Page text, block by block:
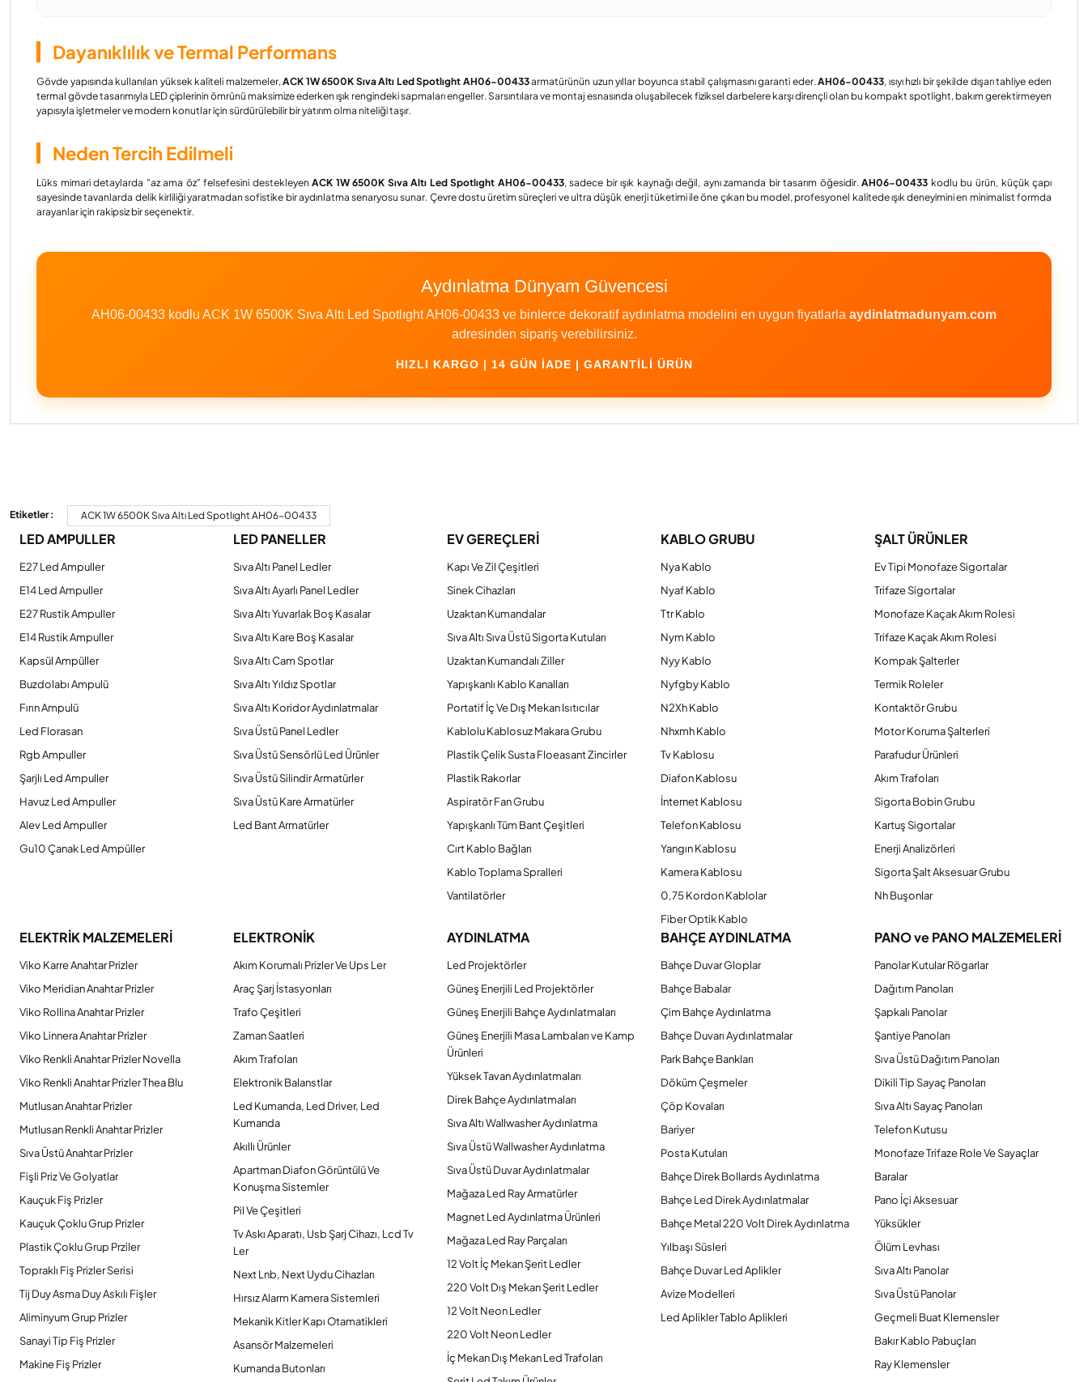
Dayanıklılık ve Termal Performans
Gövde yapısında kullanılan yüksek kaliteli malzemeler,ACK 1W 6500K Sıva Altı Led Spotlıght AH06-00433armatürünün uzun yıllar boyunca stabil çalışmasını garanti eder.AH06-00433, ısıyı hızlı bir şekilde dışarı tahliye eden
termal gövde tasarımıyla LED çiplerinin ömrünü maksimize ederken ışık rengindeki sapmaları engeller. Sarsıntılara ve montaj esnasında oluşabilecek fiziksel darbelere karşı dirençli olan bu kompakt spotlight, bakım gerektirmeyen
yapısıyla işletmeler ve modern konutlar için sürdürülebilir bir yatırım olma niteliği taşır.
Neden Tercih Edilmeli
Lüks mimari detaylarda "az ama öz" felsefesini destekleyenACK 1W 6500K Sıva Altı Led Spotlıght AH06-00433, sadece bir ışık kaynağı değil, aynı zamanda bir tasarım öğesidir.AH06-00433 kodlu bu ürün, küçük çapı
sayesinde tavanlarda delik kirliliği yaratmadan sofistike bir aydınlatma senaryosu sunar. Çevre dostu üretim süreçleri ve ultra düşük enerji tüketimi ile öne çıkan bu model, profesyonel kalitede ışık deneyimini en minimalist formda
arayanlar için rakipsiz bir seçenektir.
Aydınlatma Dünyam Güvencesi
AH06-00433 kodlu ACK 1W 6500K Sıva Altı Led Spotlıght AH06-00433 ve binlerce dekoratif aydınlatma modelini en uygun fiyatlarla aydinlatmadunyam.com
adresinden sipariş verebilirsiniz.
HIZLI KARGO | 14 GÜN İADE | GARANTILI ÜRÜN
Yorum Yaz
Ürün resmi kalitesiz, bozuk veya görüntülenemiyor.
Ürün açıklamasında eksik bilgiler bulunuyor.
Ürün bilgilerinde hatalar bulunuyor.
Ürün fiyatı diğer sitelerden daha pahalı.
Bu ürüne benzer farklı alternatifler olmalı.
Gönder
Etiketler : ACK 1W 6500K Sıva Altı Led Spotlıght AH06-00433
LED AMPULLER
E27 Led Ampuller
E14 Led Ampuller
E27 Rustik Ampuller
E14 Rustik Ampuller
Kapsül Ampüller
Buzdolabı Ampulü
Fırın Ampulü
Led Florasan
Rgb Ampuller
Şarjlı Led Ampuller
Havuz Led Ampuller
Alev Led Ampuller
Gu10 Çanak Led Ampüller
LED PANELLER
Sıva Altı Panel Ledler
Sıva Altı Ayarlı Panel Ledler
Sıva Altı Yuvarlak Boş Kasalar
Sıva Altı Kare Boş Kasalar
Sıva Altı Cam Spotlar
Sıva Altı Yıldız Spotlar
Sıva Altı Koridor Aydınlatmalar
Sıva Üstü Panel Ledler
Sıva Üstü Sensörlü Led Ürünler
Sıva Üstü Silindir Armatürler
Sıva Üstü Kare Armatürler
Led Bant Armatürler
EV GEREÇLERİ
Kapı Ve Zil Çeşitleri
Sinek Cihazları
Uzaktan Kumandalar
Sıva Altı Sıva Üstü Sigorta Kutuları
Uzaktan Kumandalı Ziller
Yapışkanlı Kablo Kanalları
Portatif İç Ve Dış Mekan Isıtıcılar
Kablolu Kablosuz Makara Grubu
Plastik Çelik Susta Floeasant Zincirler
Plastik Rakorlar
Aspiratör Fan Grubu
Yapışkanlı Tüm Bant Çeşitleri
Cırt Kablo Bağları
Kablo Toplama Spralleri
Vantilatörler
KABLO GRUBU
Nya Kablo
Nyaf Kablo
Ttr Kablo
Nym Kablo
Nyy Kablo
Nyfgby Kablo
N2Xh Kablo
Nhxmh Kablo
Tv Kablosu
Diafon Kablosu
İnternet Kablosu
Telefon Kablosu
Yangın Kablosu
Kamera Kablosu
0,75 Kordon Kablolar
Fiber Optik Kablo
ŞALT ÜRÜNLER
Ev Tipi Monofaze Sigortalar
Trifaze Sigortalar
Monofaze Kaçak Akım Rolesi
Trifaze Kaçak Akım Rolesi
Kompak Şalterler
Termik Roleler
Kontaktör Grubu
Motor Koruma Şalterleri
Parafudur Ürünleri
Akım Trafoları
Sigorta Bobin Grubu
Kartuş Sigortalar
Enerji Analizörleri
Sigorta Şalt Aksesuar Grubu
Nh Buşonlar
ELEKTRİK MALZEMELERİ
Viko Karre Anahtar Prizler
Viko Meridian Anahtar Prizler
Viko Rollina Anahtar Prizler
Viko Linnera Anahtar Prizler
Viko Renkli Anahtar Prizler Novella
Viko Renkli Anahtar Prizler Thea Blu
Mutlusan Anahtar Prizler
Mutlusan Renkli Anahtar Prizler
Sıva Üstü Anahtar Prizler
Fişli Priz Ve Golyatlar
Kauçuk Fiş Prizler
Kauçuk Çoklu Grup Prizler
Plastik Çoklu Grup Prziler
Topraklı Fiş Prizler Serisi
Tij Duy Asma Duy Askılı Fişler
Aliminyum Grup Prizler
Sanayi Tip Fiş Prizler
Makine Fiş Prizler
ELEKTRONİK
Akım Korumalı Prizler Ve Ups Ler
Araç Şarj İstasyonları
Trafo Çeşitleri
Zaman Saatleri
Akım Trafoları
Elektronik Balanstlar
Led Kumanda, Led Driver, Led
Kumanda
Akıllı Ürünler
Apartman Diafon Görüntülü Ve
Konuşma Sistemler
Pil Ve Çeşitleri
Tv Askı Aparatı, Usb Şarj Cihazı, Lcd Tv
Ler
Next Lnb, Next Uydu Cihazları
Hırsız Alarm Kamera Sistemleri
Mekanik Kitler Kapı Otamatikleri
Asansör Malzemeleri
Kumanda Butonları
AYDINLATMA
Led Projektörler
Güneş Enerjili Led Projektörler
Güneş Enerjili Bahçe Aydınlatmaları
Güneş Enerjili Masa Lambaları ve Kamp
Ürünleri
Yüksek Tavan Aydınlatmaları
Direk Bahçe Aydınlatmaları
Sıva Altı Wallwasher Aydınlatma
Sıva Üstü Wallwasher Aydınlatma
Sıva Üstü Duvar Aydınlatmalar
Mağaza Led Ray Armatürler
Magnet Led Aydınlatma Ürünleri
Mağaza Led Ray Parçaları
12 Volt İç Mekan Şerit Ledler
220 Volt Dış Mekan Şerit Ledler
12 Volt Neon Ledler
220 Volt Neon Ledler
İç Mekan Dış Mekan Led Trafoları
BAHÇE AYDINLATMA
Bahçe Duvar Gloplar
Bahçe Babalar
Çim Bahçe Aydınlatma
Bahçe Duvarı Aydınlatmalar
Park Bahçe Bankları
Döküm Çeşmeler
Çöp Kovaları
Bariyer
Posta Kutuları
Bahçe Direk Bollards Aydınlatma
Bahçe Led Direk Aydınlatmalar
Bahçe Metal 220 Volt Direk Aydınlatma
Yılbaşı Süsleri
Bahçe Duvar Led Aplikler
Avize Modelleri
Led Aplikler Tablo Aplikleri
PANO ve PANO MALZEMELERİ
Panolar Kutular Rögarlar
Dağıtım Panoları
Şapkalı Panolar
Şantiye Panoları
Sıva Üstü Dağıtım Panoları
Dikili Tip Sayaç Panoları
Sıva Altı Sayaç Panoları
Telefon Kutusu
Monofaze Trifaze Role Ve Sayaçlar
Baralar
Pano İçi Aksesuar
Yüksükler
Ölüm Levhası
Sıva Altı Panolar
Sıva Üstü Panolar
Geçmeli Buat Klemensler
Bakır Kablo Pabuçları
Ray Klemensler